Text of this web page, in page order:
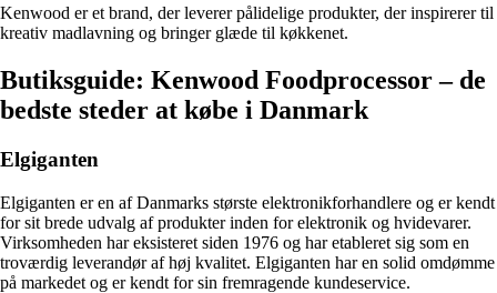
Kenwood er et brand, der leverer pålidelige produkter, der inspirerer til
kreativ madlavning og bringer glæde til køkkenet.
Butiksguide: Kenwood Foodprocessor – de
bedste steder at købe i Danmark
Elgiganten
Elgiganten er en af Danmarks største elektronikforhandlere og er kendt
for sit brede udvalg af produkter inden for elektronik og hvidevarer.
Virksomheden har eksisteret siden 1976 og har etableret sig som en
troværdig leverandør af høj kvalitet. Elgiganten har en solid omdømme
på markedet og er kendt for sin fremragende kundeservice.